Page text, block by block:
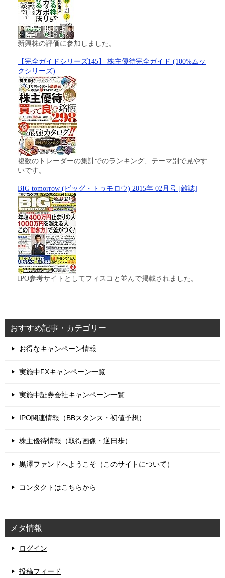
新興株の評価に参加しました。
【完全ガイドシリーズ145】 株主優待完全ガイド (100%ムッ
クシリーズ)
複数のトレーダーの集計でのランキング、テーマ別で見やす
いです。
BIG tomorrow (ビッグ・トゥモロウ) 2015年 02月号 [雑誌]
IPO参考サイトとしてフィスコと並んで掲載されました。
おすすめ記事・カテゴリー
お得なキャンペーン情報
実施中FXキャンペーン一覧
実施中証券会社キャンペーン一覧
IPO関連情報（BBスタンス・初値予想）
株主優待情報（取得画像・逆日歩）
黒澤ファンドへようこそ（このサイトについて）
コンタクトはこちらから
メタ情報
ログイン
投稿フィード